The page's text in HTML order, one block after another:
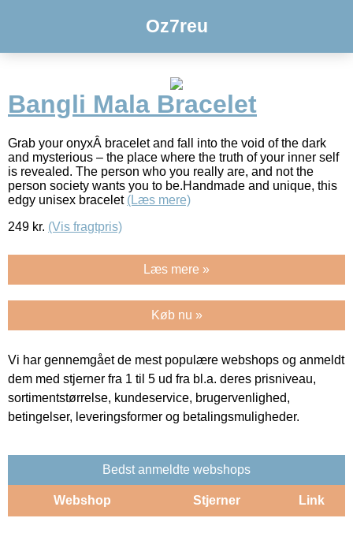
Oz7reu
Bangli Mala Bracelet
Grab your onyxÂ bracelet and fall into the void of the dark
and mysterious – the place where the truth of your inner self
is revealed. The person who you really are, and not the
person society wants you to be.Handmade and unique, this
edgy unisex bracelet (Læs mere)
249 kr. (Vis fragtpris)
Læs mere »
Køb nu »
Vi har gennemgået de mest populære webshops og anmeldt
dem med stjerner fra 1 til 5 ud fra bl.a. deres prisniveau,
sortimentstørrelse, kundeservice, brugervenlighed,
betingelser, leveringsformer og betalingsmuligheder.
Bedst anmeldte webshops
Webshop Stjerner Link